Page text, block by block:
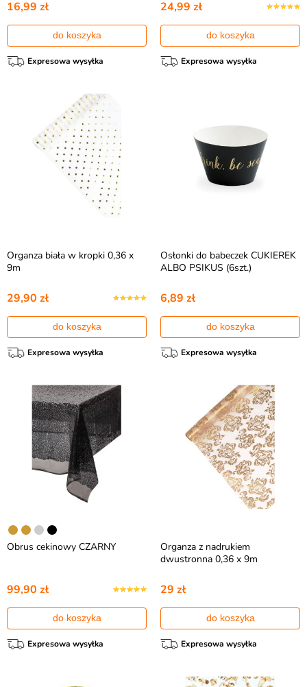
16,99 zł
do koszyka
Expresowa wysyłka
24,99 zł
do koszyka
Expresowa wysyłka
Organza biała w kropki 0,36 x
9m
29,90 zł
do koszyka
Expresowa wysyłka
Osłonki do babeczek CUKIEREK
ALBO PSIKUS (6szt.)
6,89 zł
do koszyka
Expresowa wysyłka
Obrus cekinowy CZARNY
99,90 zł
do koszyka
Expresowa wysyłka
Organza z nadrukiem
dwustronna 0,36 x 9m
29 zł
do koszyka
Expresowa wysyłka